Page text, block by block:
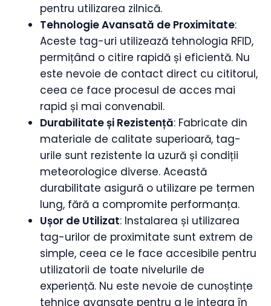
pentru utilizarea zilnică.
Tehnologie Avansată de Proximitate:
Aceste tag-uri utilizează tehnologia RFID,
permițând o citire rapidă și eficientă. Nu
este nevoie de contact direct cu cititorul,
ceea ce face procesul de acces mai
rapid și mai convenabil.
Durabilitate și Rezistență: Fabricate din
materiale de calitate superioară, tag-
urile sunt rezistente la uzură și condiții
meteorologice diverse. Această
durabilitate asigură o utilizare pe termen
lung, fără a compromite performanța.
Ușor de Utilizat: Instalarea și utilizarea
tag-urilor de proximitate sunt extrem de
simple, ceea ce le face accesibile pentru
utilizatorii de toate nivelurile de
experiență. Nu este nevoie de cunoștințe
tehnice avansate pentru a le integra în